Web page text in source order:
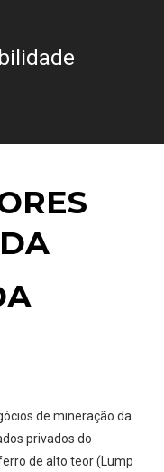
DA
de mineração da
privados do
de alto teor (Lump